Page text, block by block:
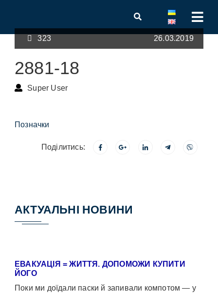
323 26.03.2019
2881-18
Super User
Позначки
Поділитись:
АКТУАЛЬНІ НОВИНИ
ЕВАКУАЦІЯ = ЖИТТЯ. ДОПОМОЖИ КУПИТИ
ЙОГО
Поки ми доїдали паски й запивали компотом — у